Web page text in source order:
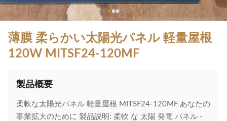
薄膜 柔らかい太陽光パネル 軽量屋根
120W MITSF24-120MF
製品概要
柔軟な太陽光パネル 軽量屋根 MITSF24-120MF あなたの
事業拡大のために 製品説明: 柔軟 な 太陽 発電 パネル -